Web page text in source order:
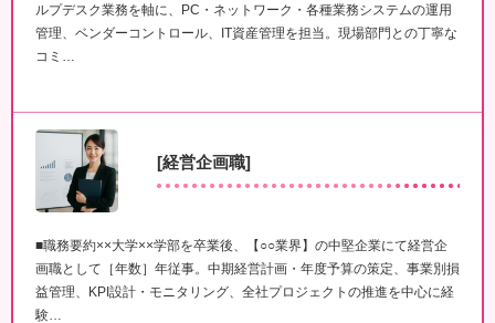
ルプデスク業務を軸に、PC・ネットワーク・各種業務システムの運用
管理、ベンダーコントロール、IT資産管理を担当。現場部門との丁寧な
コミ…
[経営企画職]
■職務要約××大学××学部を卒業後、【○○業界】の中堅企業にて経営企
画職として［年数］年従事。中期経営計画・年度予算の策定、事業別損
益管理、KPI設計・モニタリング、全社プロジェクトの推進を中心に経
験…